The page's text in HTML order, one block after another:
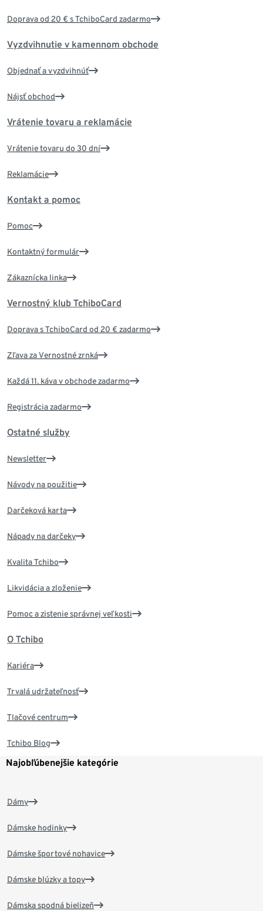
Doprava od 20 € s TchiboCard zadarmo
Vyzdvihnutie v kamennom obchode
Objednať a vyzdvihnúť
Nájsť obchod
Vrátenie tovaru a reklamácie
Vrátenie tovaru do 30 dní
Reklamácie
Kontakt a pomoc
Pomoc
Kontaktný formulár
Zákaznícka linka
Vernostný klub TchiboCard
Doprava s TchiboCard od 20 € zadarmo
Zľava za Vernostné zrnká
Každá 11. káva v obchode zadarmo
Registrácia zadarmo
Ostatné služby
Newsletter
Návody na použitie
Darčeková karta
Nápady na darčeky
Kvalita Tchibo
Likvidácia a zloženie
Pomoc a zistenie správnej veľkosti
O Tchibo
Kariéra
Trvalá udržateľnosť
Tlačové centrum
Tchibo Blog
Najobľúbenejšie kategórie
Dámy
Dámske hodinky
Dámske športové nohavice
Dámske blúzky a topy
Dámska spodná bielizeň